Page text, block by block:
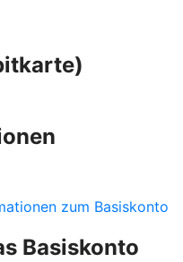
zum Basiskonto
Basiskonto